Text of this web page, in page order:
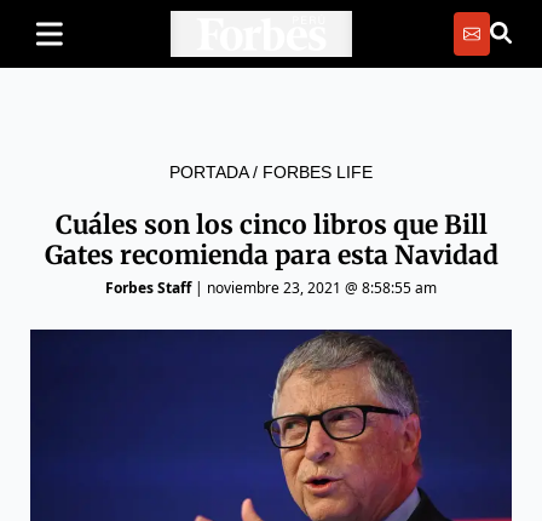
PORTADA/ FORBES LIFE
Cuáles son los cinco libros que Bill
Gates recomienda para esta Navidad
Forbes Staff| noviembre 23, 2021 @ 8:58:55 am